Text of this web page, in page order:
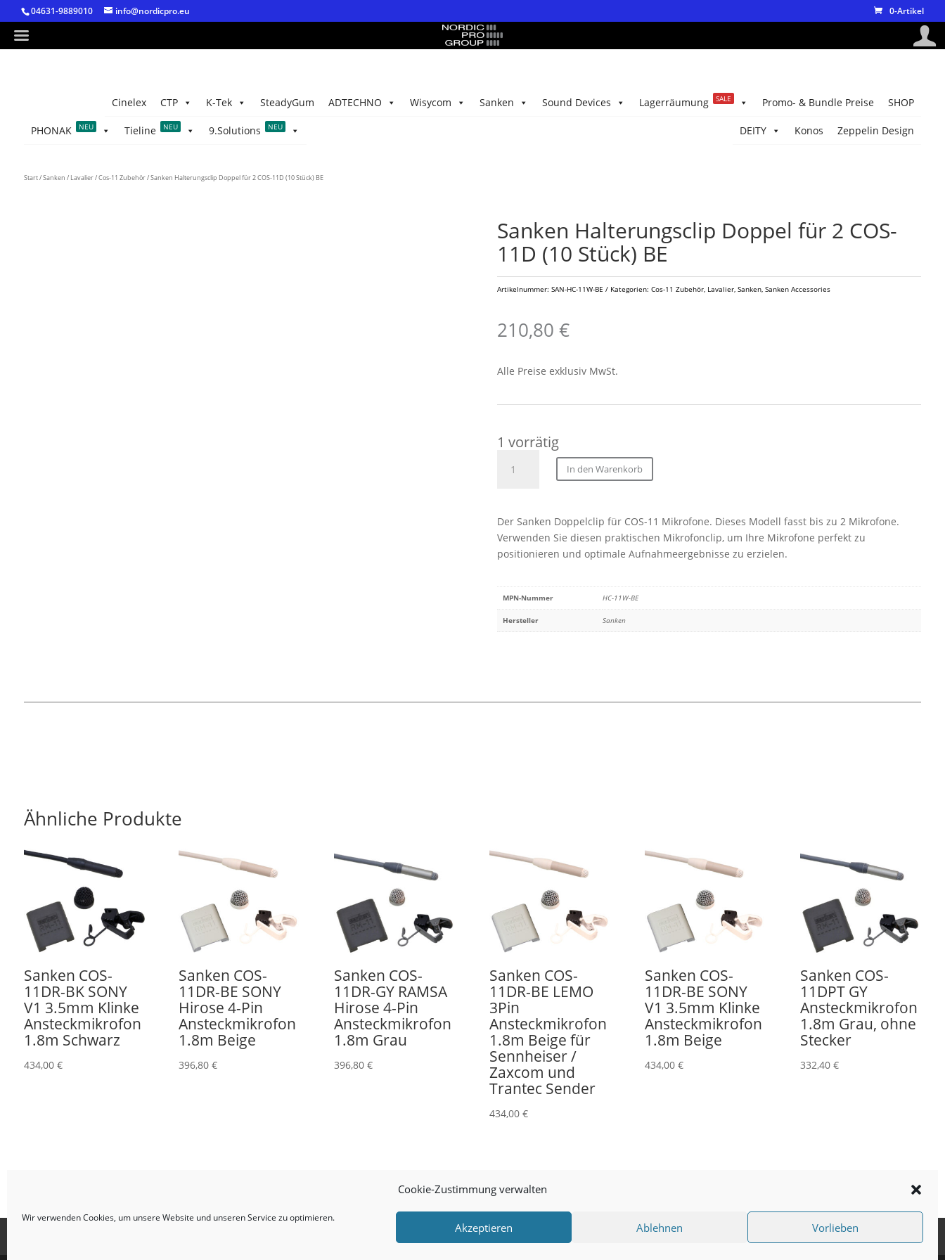
Cookie-Zustimmung verwalten
Wir verwenden Cookies, um unsere Website und unseren Service zu optimieren.
Akzeptieren Ablehnen Vorlieben
04631-9889010 info@nordicpro.eu 0-Artikel
SHOP
Promo- & Bundle Preise
Lagerräumung SALE
Sound Devices
Sanken
Wisycom
ADTECHNO
SteadyGum
K-Tek
CTP
Cinelex
Zeppelin Design
Konos
DEITY
PHONAK NEU Tieline NEU 9.Solutions NEU
Start/Sanken / Lavalier/Cos-11 Zubehör/ Sanken Halterungsclip Doppel für 2 COS-11D (10 Stück) BE
Sanken Halterungsclip Doppel für 2 COS-
11D (10 Stück) BE
Artikelnummer:SAN-HC-11W-BE Kategorien:Cos-11 Zubehör, Lavalier,Sanken,Sanken Accessories
210,80€
Alle Preise exklusiv MwSt.
1 vorrätig
Halterungsclip
2
COS-
11D
Stück)
BE
Menge
In den Warenkorb
Der Sanken Doppelclip für COS-11 Mikrofone. Dieses Modell fasst bis zu 2 Mikrofone.
Verwenden Sie diesen praktischen Mikrofonclip, um Ihre Mikrofone perfekt zu
positionieren und optimale Aufnahmeergebnisse zu erzielen.
MPN-Nummer HC-11W-BE
Hersteller Sanken
Ähnliche Produkte
Sanken COS-
11DR-BK SONY
V1 3.5mm Klinke
Ansteckmikrofon
1.8m Schwarz
434,00 €
Sanken COS-
11DR-BE SONY
Hirose 4-Pin
Ansteckmikrofon
1.8m Beige
396,80€
Sanken COS-
11DR-GY RAMSA
Hirose 4-Pin
Ansteckmikrofon
1.8m Grau
396,80€
Sanken COS-
11DR-BE LEMO
3Pin
Ansteckmikrofon
1.8m Beige für
Sennheiser /
Zaxcom und
Trantec Sender
434,00€
Sanken COS-
11DR-BE SONY
V1 3.5mm Klinke
Ansteckmikrofon
1.8m Beige
434,00€
Sanken COS-
11DPT GY
Ansteckmikrofon
1.8m Grau, ohne
Stecker
332,40 €